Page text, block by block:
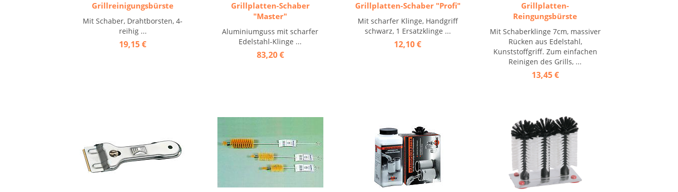
Grillreinigungsbürste
Mit Schaber, Drahtborsten, 4-
reihig ...
19,15 €
Grillplatten-Schaber
"Master"
Aluminiumguss mit scharfer
Edelstahl-Klinge ...
83,20 €
Grillplatten-Schaber "Profi"
Mit scharfer Klinge, Handgriff
schwarz, 1 Ersatzklinge ...
12,10 €
Grillplatten-
Reingungsbürste
Mit Schaberklinge 7cm, massiver
Rücken aus Edelstahl,
Kunststoffgriff. Zum einfachen
Reinigen des Grills, ...
13,45 €